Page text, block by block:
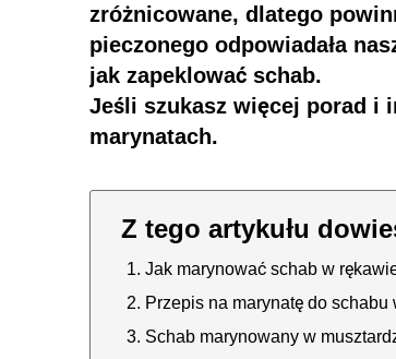
zróżnicowane, dlatego
pieczonego odpowiadała
jak zapeklować schab.
Jeśli szukasz więcej porad i
marynatach.
Jak marynować schab w
Przepis na marynatę do schabu
Schab marynowany w